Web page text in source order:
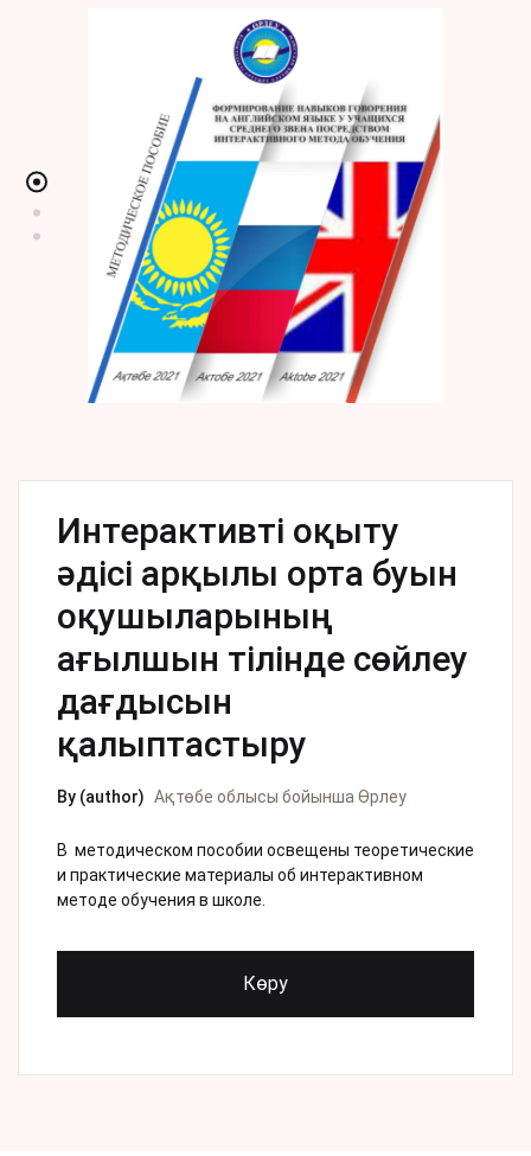
Интерактивті оқыту
әдісі арқылы орта буын
оқушыларының
ағылшын тілінде сөйлеу
дағдысын
қалыптастыру
By (author) Ақтөбе облысы бойынша Өрлеу
В методическом пособии освещены теоретические
и практические материалы об интерактивном
методе обучения в школе.
Көру